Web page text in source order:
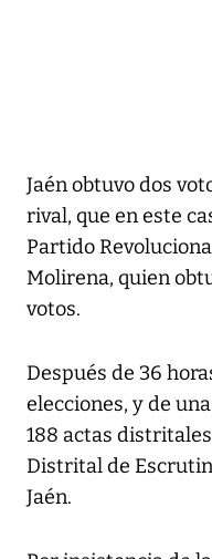
Jaén obtuvo dos
rival, que en este
Partido
Molirena, quien
votos.
Después de 36
elecciones, y de
188 actas
Distrital de
Jaén.